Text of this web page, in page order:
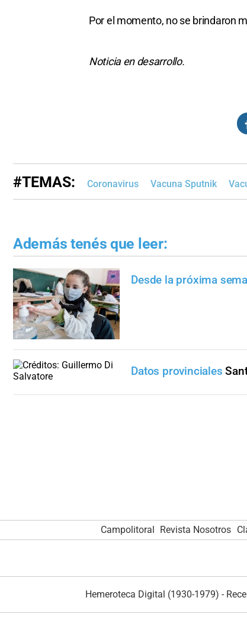
Por el momento, no se brindaron
Noticia en desarrollo.
#TEMAS: Coronavirus Vacuna Sputnik
Además tenés que leer:
Desde la próxima
Datos provinciales
Campolitoral Revista Nosotros
Hemeroteca Digital (1930-1979) -